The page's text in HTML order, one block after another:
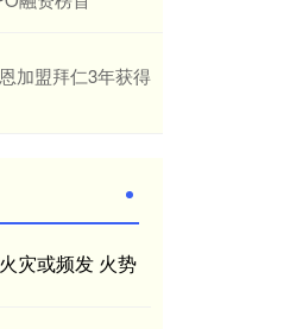
加盟拜仁3年获得
灾或频发 火势